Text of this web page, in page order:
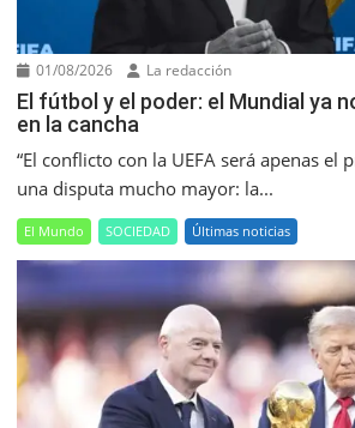
01/08/2026 La redacción
El fútbol y el poder: el Mundial ya
en la cancha
“El conflicto con la UEFA será apenas el
una disputa mucho mayor: la...
El Mundo SOCIEDAD Últimas noticias